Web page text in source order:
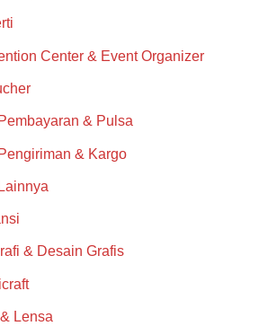
Center & Event Organizer
& Pulsa
& Kargo
& Desain Grafis
Lensa